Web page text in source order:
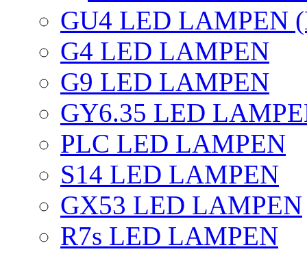
GU4 LED LAMPEN
G4 LED LAMPEN
G9 LED LAMPEN
GY6.35 LED
PLC LED LAMPEN
S14 LED LAMPEN
GX53 LED LAMPEN
R7s LED LAMPEN